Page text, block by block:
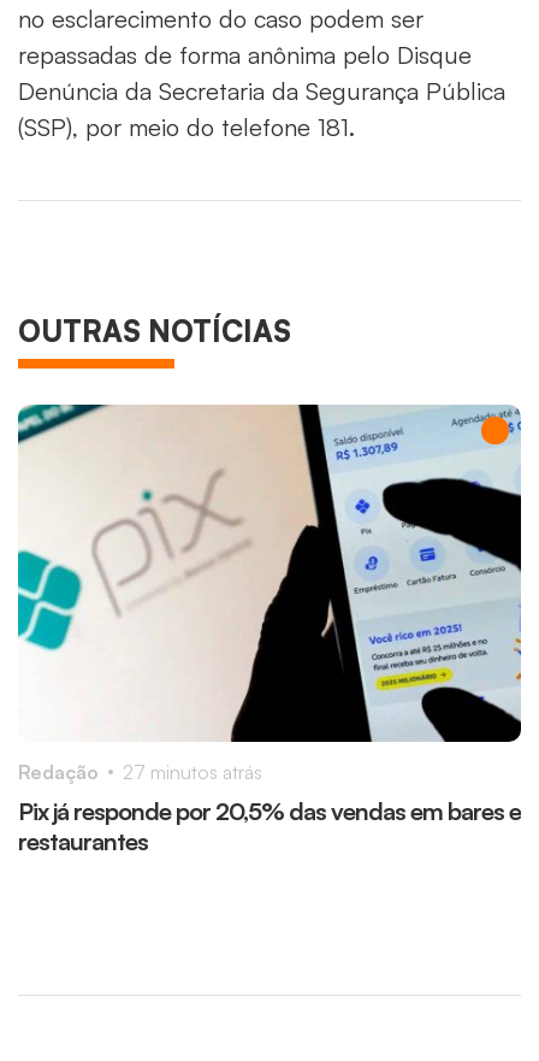
no esclarecimento do caso podem ser
repassadas de forma anônima pelo Disque
Denúncia da Secretaria da Segurança Pública
(SSP), por meio do telefone 181.
OUTRAS NOTÍCIAS
Pix já responde por 20,5% das vendas em bares e
restaurantes
Redação 27 minutos atrás